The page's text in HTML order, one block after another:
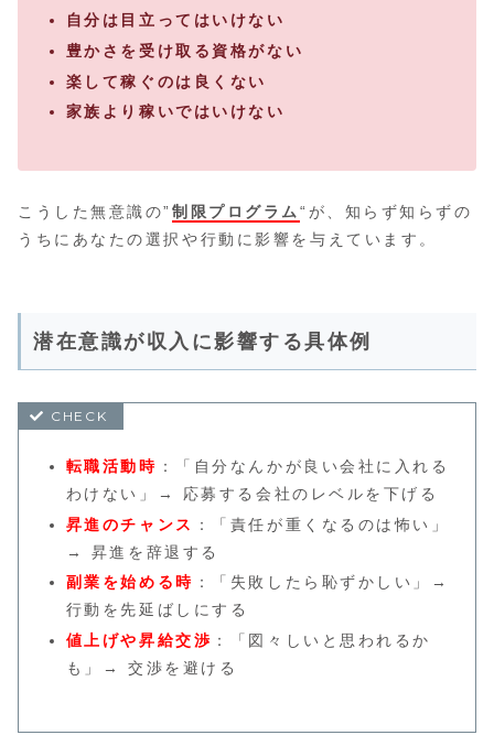
自分は目立ってはいけない
豊かさを受け取る資格がない
楽して稼ぐのは良くない
家族より稼いではいけない
こうした無意識の”制限プログラム “が、知らず知らずの
うちにあなたの選択や行動に影響を与えています。
潜在意識が収入に影響する具体例
転職活動時 ：「自分なんかが良い会社に入れる
わけない」→ 応募する会社のレベルを下げる
昇進のチャンス
：「責任が重くなるのは怖い」
→ 昇進を辞退する
副業を始める時 ：「失敗したら恥ずかしい」→
行動を先延ばしにする
値上げや昇給交渉 ：「図々しいと思われるか
も」→ 交渉を避ける